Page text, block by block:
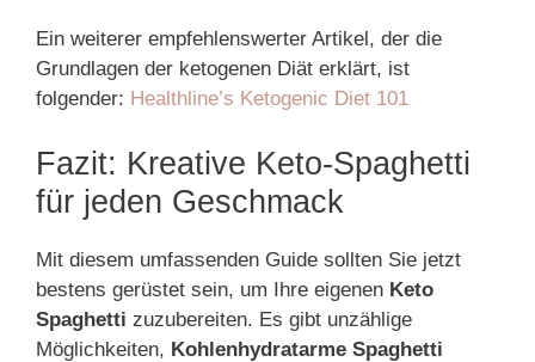
Ein weiterer empfehlenswerter Artikel, der die
Grundlagen der ketogenen Diät erklärt, ist
folgender: Healthline’s Ketogenic Diet 101
Fazit: Kreative Keto-Spaghetti
für jeden Geschmack
Mit diesem umfassenden Guide sollten Sie jetzt
bestens gerüstet sein, um Ihre eigenen Keto
Spaghetti zuzubereiten. Es gibt unzählige
Möglichkeiten, Kohlenhydratarme Spaghetti